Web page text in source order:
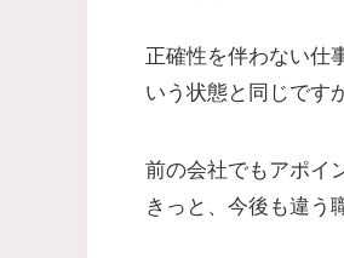
正確性を伴わない仕
いう状態と同じです
前の会社でもアポイ
きっと、今後も違う